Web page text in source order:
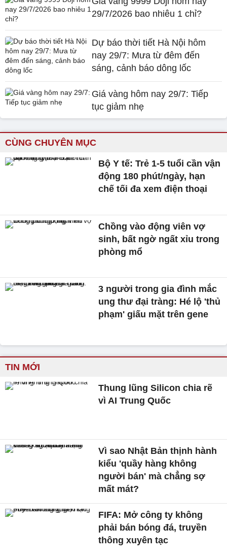
29/7/2026 bao nhiêu 1 chỉ?
Dự báo thời tiết Hà Nội hôm
nay 29/7: Mưa từ đêm đến
sáng, cảnh báo dông lốc
Giá vàng hôm nay 29/7: Tiếp
tục giảm nhẹ
CÙNG CHUYÊN MỤC
Bộ Y tế: Trẻ 1-5 tuổi cần vận
động 180 phút/ngày, hạn
chế tối đa xem điện thoại
Chồng vào động viên vợ
sinh, bất ngờ ngất xỉu trong
phòng mổ
3 người trong gia đình mắc
ung thư đại tràng: Hé lộ 'thủ
phạm' giấu mặt trên gene
TIN MỚI
Thung lũng Silicon chia rẽ
vì AI Trung Quốc
Vì sao Nhật Bản thịnh hành
kiểu 'quầy hàng không
người bán' mà chẳng sợ
mất mát?
FIFA: Mở công ty không
phải bán bóng đá, truyền
thông xuyên tạc